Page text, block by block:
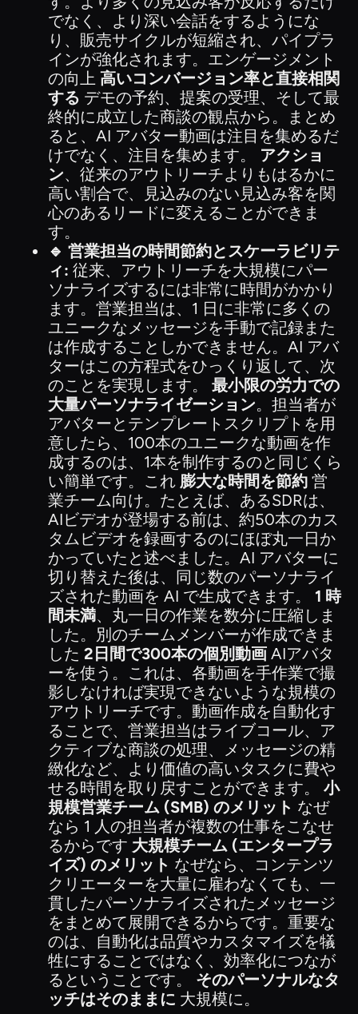
でなく、より深い会話をするようにな
り、販売サイクルが短縮され、パイプラ
インが強化されます。エンゲージメント
の向上 高いコンバージョン率と直接相関
する デモの予約、提案の受理、そして最
終的に成立した商談の観点から。まとめ
ると、AI アバター動画は注目を集めるだ
けでなく、注目を集めます。 アクショ
ン、従来のアウトリーチよりもはるかに
高い割合で、見込みのない見込み客を関
心のあるリードに変えることができま
す。
🔹 営業担当の時間節約とスケーラビリテ
ィ: 従来、アウトリーチを大規模にパー
ソナライズするには非常に時間がかかり
ます。営業担当は、1 日に非常に多くの
ユニークなメッセージを手動で記録また
は作成することしかできません。AI アバ
ターはこの方程式をひっくり返して、次
のことを実現します。 最小限の労力での
大量パーソナライゼーション。担当者が
アバターとテンプレートスクリプトを用
意したら、100本のユニークな動画を作
成するのは、1本を制作するのと同じくら
い簡単です。これ 膨大な時間を節約 営
業チーム向け。たとえば、あるSDRは、
AIビデオが登場する前は、約50本のカス
タムビデオを録画するのにほぼ丸一日か
かっていたと述べました。AI アバターに
切り替えた後は、同じ数のパーソナライ
ズされた動画を AI で生成できます。 1 時
間未満、丸一日の作業を数分に圧縮しま
した。別のチームメンバーが作成できま
した 2日間で300本の個別動画 AIアバタ
ーを使う。これは、各動画を手作業で撮
影しなければ実現できないような規模の
アウトリーチです。動画作成を自動化す
ることで、営業担当はライブコール、ア
クティブな商談の処理、メッセージの精
緻化など、より価値の高いタスクに費や
せる時間を取り戻すことができます。 小
規模営業チーム (SMB) のメリット なぜ
なら 1 人の担当者が複数の仕事をこなせ
るからです 大規模チーム (エンタープラ
イズ) のメリット なぜなら、コンテンツ
クリエーターを大量に雇わなくても、一
貫したパーソナライズされたメッセージ
をまとめて展開できるからです。重要な
のは、自動化は品質やカスタマイズを犠
牲にすることではなく、効率化につなが
るということです。 そのパーソナルなタ
ッチはそのままに 大規模に。